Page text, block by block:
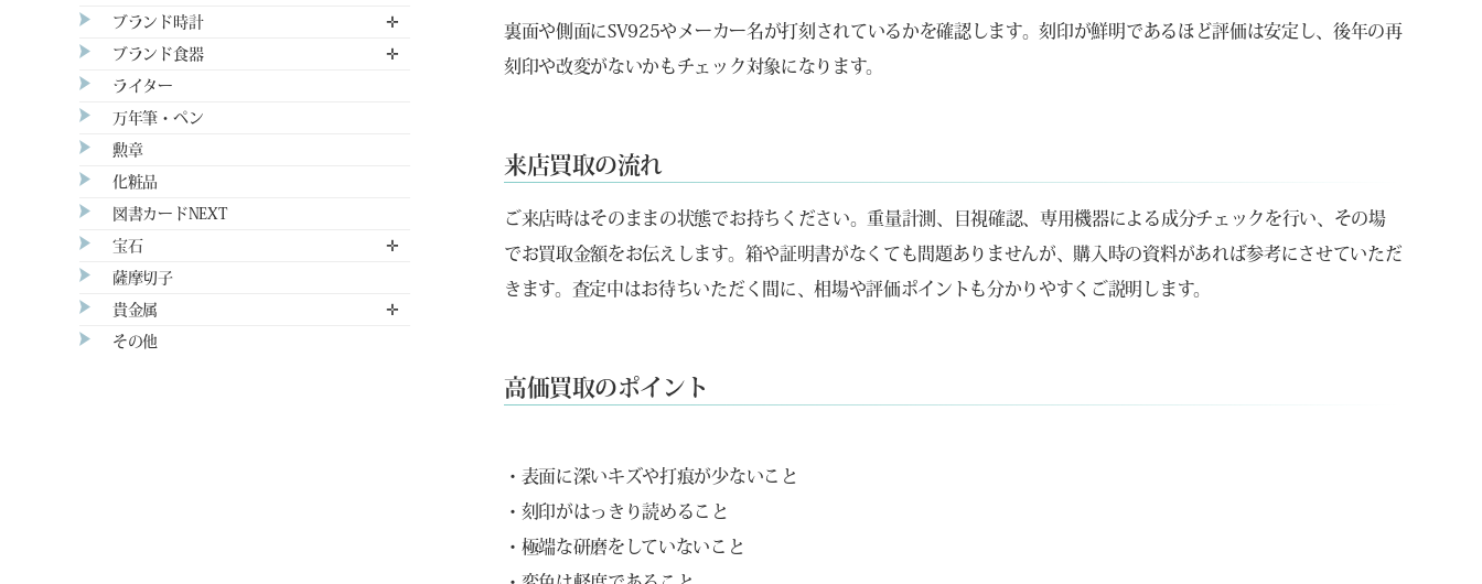
裏面や側面にSV925やメーカー名が打刻されているかを確認します。刻印が鮮明であるほど評価は安定し、後年の再
刻印や改変がないかもチェック対象になります。
来店買取の流れ
ご来店時はそのままの状態でお持ちください。重量計測、目視確認、専用機器による成分チェックを行い、その場
でお買取金額をお伝えします。箱や証明書がなくても問題ありませんが、購入時の資料があれば参考にさせていただ
きます。査定中はお待ちいただく間に、相場や評価ポイントも分かりやすくご説明します。
高価買取のポイント
・表面に深いキズや打痕が少ないこと
・刻印がはっきり読めること
・極端な研磨をしていないこと
ブランド時計 ✛
ブランド食器 ✛
ライター
万年筆・ペン
勲章
化粧品
図書カードNEXT
宝石 ✛
薩摩切子
貴金属 ✛
その他